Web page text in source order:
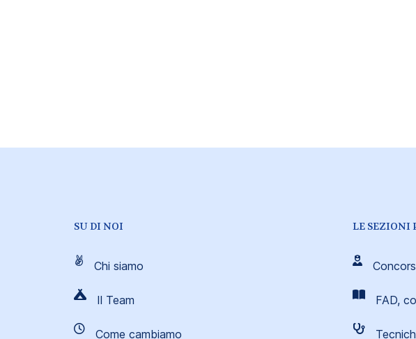
SU DI NOI
Chi siamo
Il Team
Come cambiamo
LE SEZIONI
FAD,